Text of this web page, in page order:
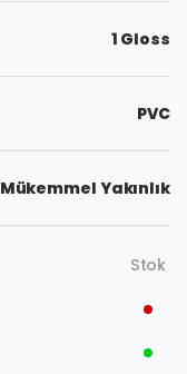
1 Gloss
PVC
Mükemmel Yakınlık
Stok